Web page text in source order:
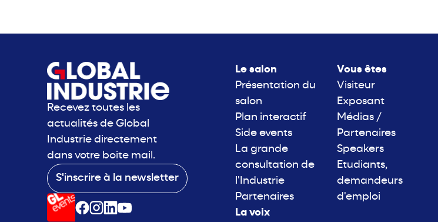
Recevez toutes les
actualités de Global
Industrie directement
dans votre boite mail.
S'inscrire à la newsletter
Le salon
Présentation du
salon
Plan interactif
Side events
La grande
consultation de
l'Industrie
Partenaires
La voix
Vous êtes
Visiteur
Exposant
Médias /
Partenaires
Speakers
Etudiants,
demandeurs
d'emploi